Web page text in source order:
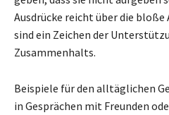
Ausdrücke reicht über die bloße
sind ein Zeichen der
Zusammenhalts.
Beispiele für den alltäglichen
in Gesprächen mit Freunden